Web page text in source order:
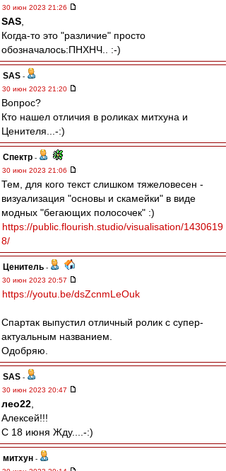
30 июн 2023 21:26
SAS
Когда-то это "различие" просто
обозначалось:ПНХНЧ.. :-)
SAS -
30 июн 2023 21:20
Вопрос?
Кто нашел отличия в роликах митхуна и
Ценителя...-:)
Спектр -
30 июн 2023 21:06
Тем, для кого текст слишком тяжеловесен -
визуализация "основы и скамейки" в виде
модных "бегающих полосочек" :)
https://public.flourish.studio/visualisation/1430619
8/
Ценитель -
30 июн 2023 20:57
https://youtu.be/dsZcnmLeOuk
Спартак выпустил отличный ролик с супер-
актуальным названием.
Одобряю.
SAS -
30 июн 2023 20:47
лео22
Алексей!!!
С 18 июня Жду....-:)
митхун -